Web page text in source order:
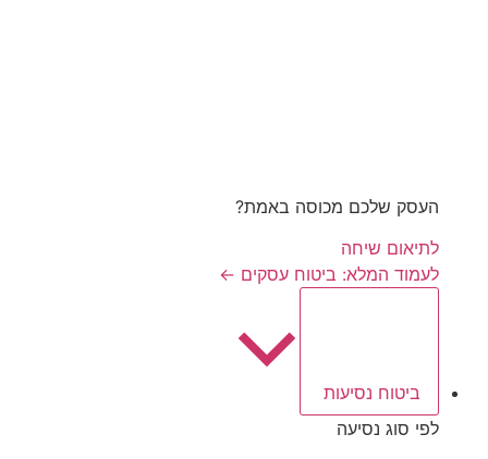
העסק שלכם מכוסה באמת?
לתיאום שיחה
לעמוד המלא: ביטוח עסקים ←
ביטוח נסיעות
לפי סוג נסיעה